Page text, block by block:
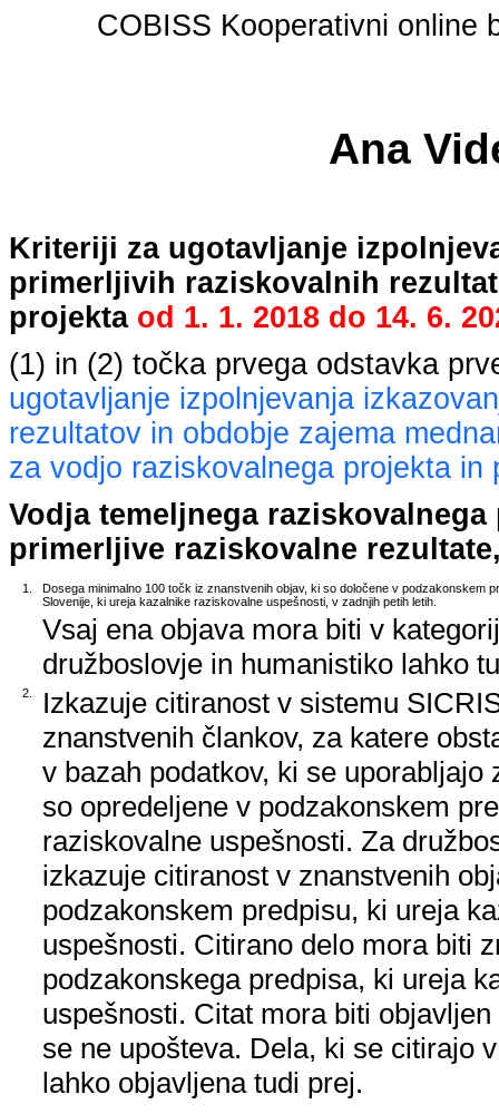
COBISS Kooperativni online
Ana
Kriteriji za ugotavljanje
primerljivih raziskovalnih
projekta od 1. 1. 2018 do 14. 6.
(1) in (2) točka prvega odstavka
ugotavljanje izpolnjevanja
rezultatov in obdobje zajema
za vodjo raziskovalnega projekta in
Vodja temeljnega
primerljive raziskovalne
1.
Dosega minimalno 100 točk iz znanstvenih objav, ki so določene v podzakonskem
Slovenije, ki ureja kazalnike raziskovalne uspešnosti, v zadnjih petih letih.
Vsaj ena objava mora biti v
družboslovje in humanistiko lahko
2.
Izkazuje citiranost v sistemu
znanstvenih člankov, za katere
v bazah podatkov, ki se
so opredeljene v podzakonskem
raziskovalne uspešnosti. Za
izkazuje citiranost v znanstvenih
podzakonskem predpisu, ki ureja
uspešnosti. Citirano delo mora biti
podzakonskega predpisa, ki ureja
uspešnosti. Citat mora biti
se ne upošteva. Dela, ki se citirajo
lahko objavljena tudi prej.